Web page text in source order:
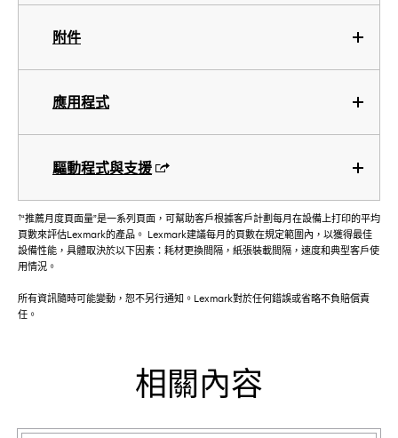
附件
應用程式
驅動程式與支援
†“推薦月度頁面量”是一系列頁面，可幫助客戶根據客戶計劃每月在設備上打印的平均
頁數來評估Lexmark的產品。 Lexmark建議每月的頁數在規定範圍內，以獲得最佳
設備性能，具體取決於以下因素：耗材更換間隔，紙張裝載間隔，速度和典型客戶使
用情況。
所有資訊隨時可能變動，恕不另行通知。Lexmark對於任何錯誤或省略不負賠償責
任。
相關內容